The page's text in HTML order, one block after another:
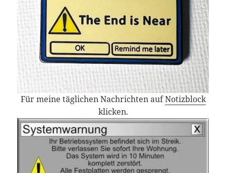
Für meine täglichen Nachrichten aufNotizblock
klicken.